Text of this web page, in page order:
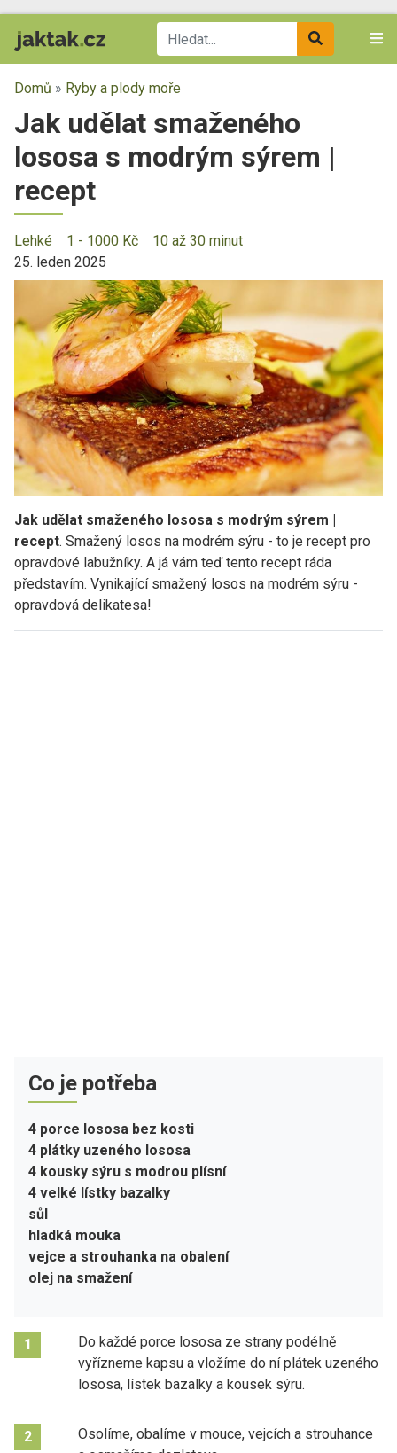
Domů » Ryby a plody moře
Jak udělat smaženého
lososa s modrým sýrem |
recept
Lehké 1 - 1000 Kč
10 až 30 minut
25. leden 2025
Jak udělat smaženého lososa s modrým sýrem |
recept. Smažený losos na modrém sýru - to je recept pro
opravdové labužníky. A já vám teď tento recept ráda
představím. Vynikající smažený losos na modrém sýru -
opravdová delikatesa!
Co je potřeba
4 porce lososa bez kosti
4 plátky uzeného lososa
4 kousky sýru s modrou plísní
4 velké lístky bazalky
sůl
hladká mouka
vejce a strouhanka na obalení
olej na smažení
1
Do každé porce lososa ze strany podélně
vyřízneme kapsu a vložíme do ní plátek uzeného
lososa, lístek bazalky a kousek sýru.
2
Osolíme, obalíme v mouce, vejcích a strouhance